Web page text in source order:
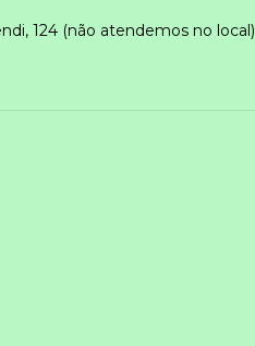
124 (não atendemos no local)